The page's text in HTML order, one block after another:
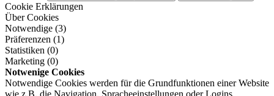
Cookie Erklärungen
Über Cookies
Notwendige (3)
Präferenzen (1)
Statistiken (0)
Marketing (0)
Notwenige Cookies
Notwendige Cookies werden für die Grundfunktionen einer Website
wie z.B. die Navigation, Spracheeinstellungen oder Logins